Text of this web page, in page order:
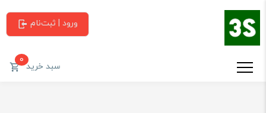
ورود | ثبت‌نام
سبد خرید0